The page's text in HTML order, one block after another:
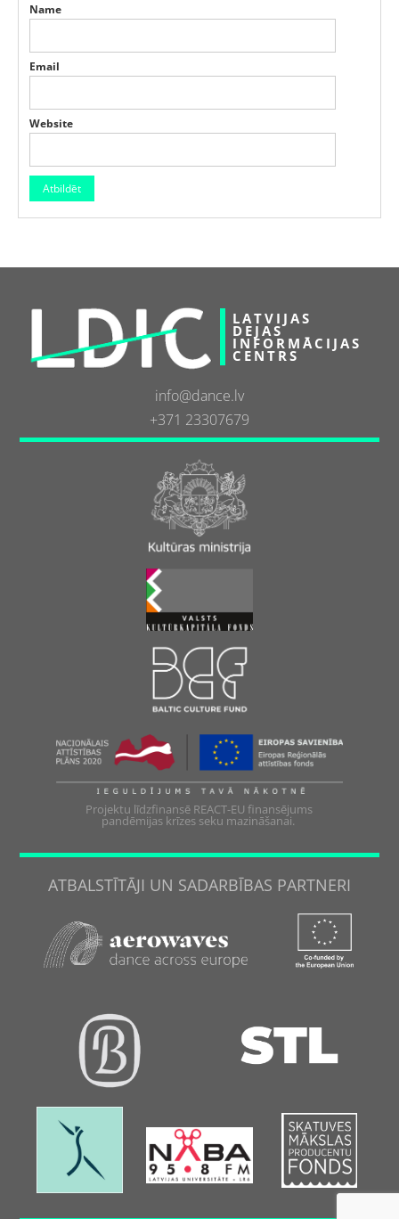
Name
Email
Website
LATVIJAS
DEJAS
INFORMĀCIJAS
CENTRS
info@dance.lv
+371 23307679
Projektu līdzfinansē REACT-EU finansējums
pandēmijas krīzes seku mazināšanai.
ATBALSTĪTĀJI UN SADARBĪBAS PARTNERI